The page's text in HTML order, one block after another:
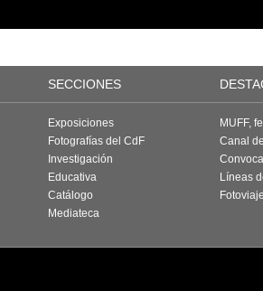
SECCIONES
Exposiciones
Fotografías del CdF
Investigación
Educativa
Catálogo
Mediateca
MUFF,
Canal
Líneas